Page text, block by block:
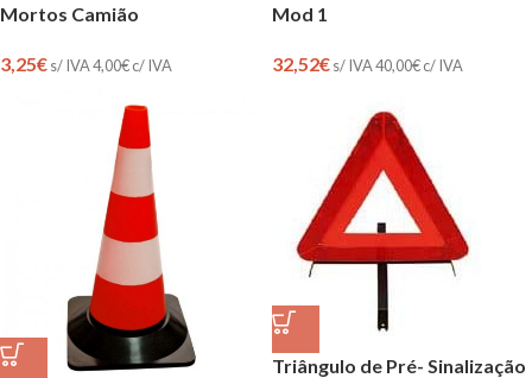
Mortos Camião
3,25€s/ IVA4,00€c/ IVA
Mod 1
32,52€s/ IVA40,00€c/ IVA
Triângulo de Pré- Sinalização